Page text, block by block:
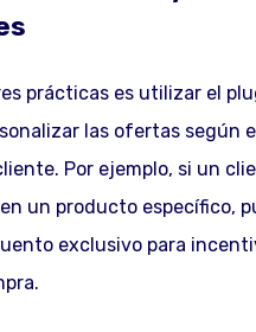
prácticas es utilizar el
las ofertas según
Por ejemplo, si un
un producto específico,
exclusivo para